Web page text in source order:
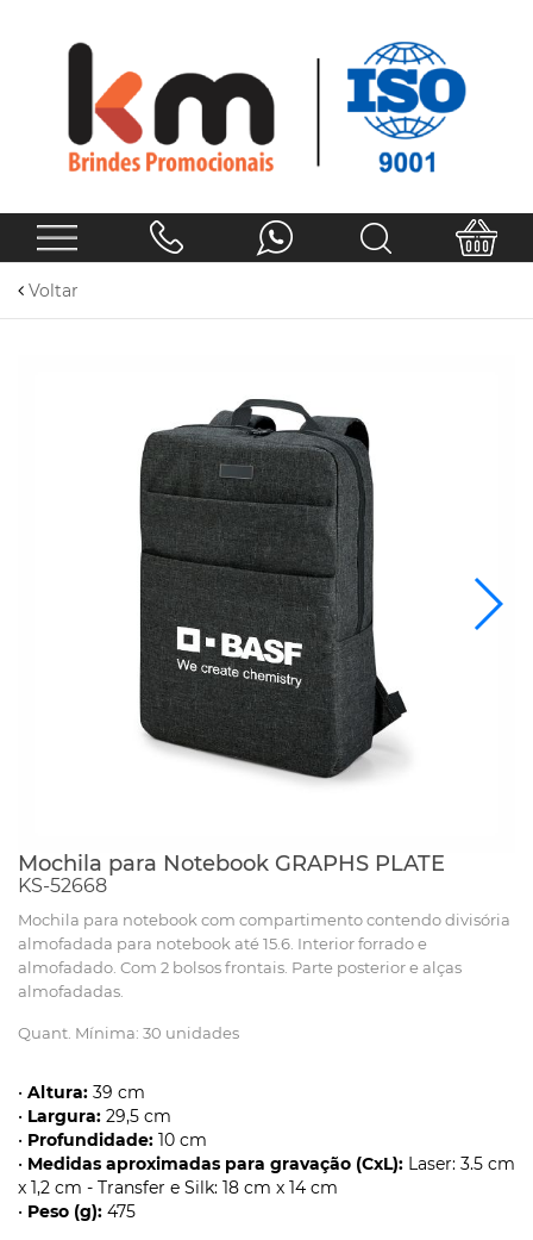
Voltar
Mochila para Notebook GRAPHS PLATE
KS-52668
Mochila para notebook com compartimento contendo divisória
almofadada para notebook até 15.6. Interior forrado e
almofadado. Com 2 bolsos frontais. Parte posterior e alças
almofadadas.
Quant. Mínima: 30 unidades
• Altura: 39 cm
• Largura: 29,5 cm
• Profundidade: 10 cm
• Medidas aproximadas para gravação (CxL): Laser: 3.5 cm
x 1,2 cm - Transfer e Silk: 18 cm x 14 cm
• Peso (g): 475